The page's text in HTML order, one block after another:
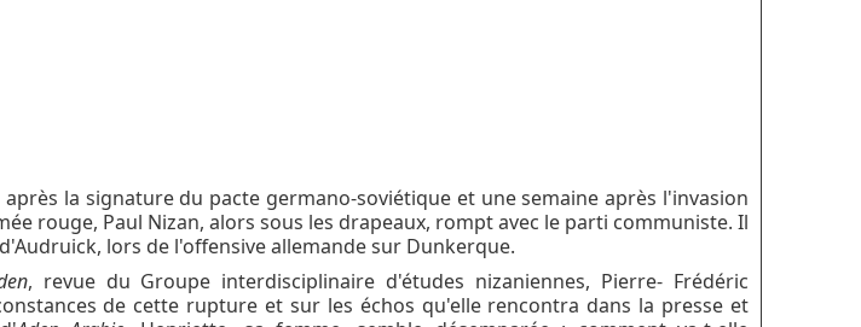
la signature du pacte germano-soviétique et une semaine après l'invasion
rouge, Paul Nizan, alors sous les drapeaux, rompt avec le parti communiste. Il
lors de l'offensive allemande sur Dunkerque.
, revue du Groupe interdisciplinaire d'études nizaniennes, Pierre- Frédéric
de cette rupture et sur les échos qu'elle rencontra dans la presse et